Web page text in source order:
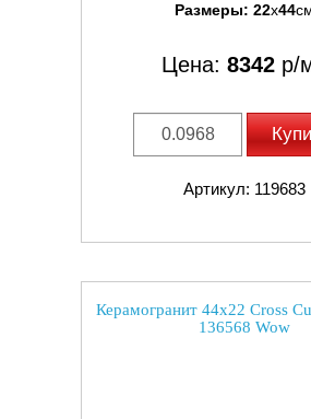
Размеры: 22x44
Цена: 8342 р/
Артикул: 119683
Керамогранит 44x22 Cross
136568 Wow